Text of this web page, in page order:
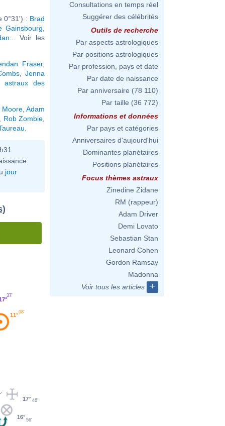
0°31') : Brad
Gainsbourg
... Voir les
Fraser,
,Jenna
astraux des
Moore,Adam
Rob Zombie
jour
11°
08'
37'
16° 56'
17° 46'
Consultations en temps réel
Suggérer des célébrités
Outils de recherche
Par aspects astrologiques
Par positions astrologiques
Par profession, pays et date
Par date de naissance
Par anniversaire (78 110)
Par taille (36 772)
Informations et données
Par pays et catégories
Anniversaires d'aujourd'hui
Dominantes planétaires
Positions planétaires
Focus thèmes astraux
Zinedine Zidane
RM (rappeur)
Adam Driver
Demi Lovato
Sebastian Stan
Leonard Cohen
Gordon Ramsay
Madonna
Voir tous les articles
+